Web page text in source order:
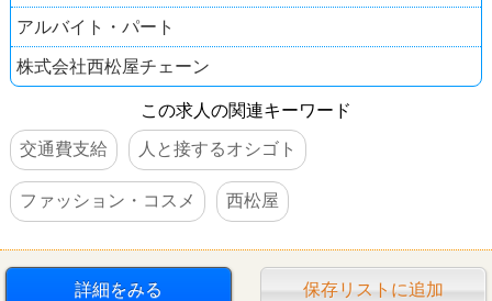
アルバイト・パート
株式会社西松屋チェーン
この求人の関連キーワード
交通費支給
人と接するオシゴト
ファッション・コスメ 西松屋
詳細をみる 保存リストに追加